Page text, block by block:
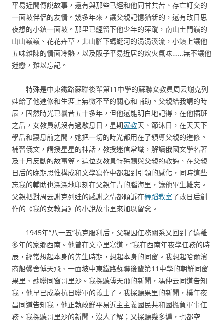
平易近間傳說故事，還有與那些已經和他同甘共苦、存亡訂交的
一面坡伴侶的友情。幾多年來，讓父親記憶猶新的，還有改日思
夜想的小鎮一面坡。那里已經留下他少年的萍蹤，南山土門嶺的
山山嶺嶺、花花卉草，北山腳下螞蜒河的涓涓溪流，小鎮上讓他
五味雜陳的情面冷熱，以及販子平易近居的炊火氣味……無不讓他
迷戀，難以忘記。
特殊是中東鐵路蘇聯後輩第11中學的蘇聯女教員周云謝克列
娃給了他進修和生涯上無微不至的關心和輔助。父親給我講的時
辰，固然時光已曩昔五十多年，但他還能明白地記得，在他插班
之后，女教員就沒有過歇息日，星期家教天、節沐日，在天天下
學后和寢息前之間，她把一切的時光都用在了領導父親的進修。
補習俄文，講授星星的神話，教授迷信常識，解讀俄國文學名著
及十月反動的故事等。這位女教員特殊賜與父親的教誨，在父親
日后的晚期思惟構成和文學寫作中都起到引領的感化，同時這些
忘我的輔助也深深地印刻在父親年青的腦海里，讓他畢生難忘。
父親把對周云謝克列娃的感謝之情都傾訴在舞蹈教室了改日后創
作的《我的女教員》的小說故事里來加以留念。
1945年“八一五”抗克服利后，父親因任務關系又回到了遠離
多年的家鄉西南。他曾在文章里寫道，“我在西南年夜學任務的時
辰，經常想起本身的先生時期，想起本身的同窗。我想起哈爾濱
商船黌舍傅天飛、一面坡中東鐵路蘇聯後輩第11中學的朝鮮同窗
果里、蘇聯同窗哥里沙。我探聽傅天飛的新聞，馮仲云同道告知
我，他早已成為抗日聯軍的義士了。我探聽果里的新聞，樸年夜
昌同道告知我，他正執政鮮平易近主主義國民共和國擔負軍事任
務。我探聽哥里沙的新聞，沒人了解；又探聽幾多遍，也都空